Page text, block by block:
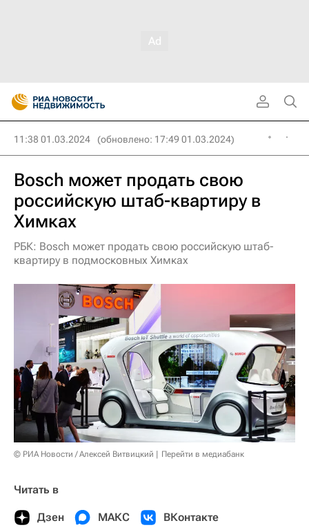
11:38 01.03.2024 (обновлено: 17:49 01.03.2024)
Bosch может продать свою
российскую штаб-квартиру в
Химках
РБК: Bosch может продать свою российскую штаб-
квартиру в подмосковных Химках
© РИА Новости / Алексей Витвицкий Перейти в медиабанк
Читать в
Дзен МАКС ВКонтакте